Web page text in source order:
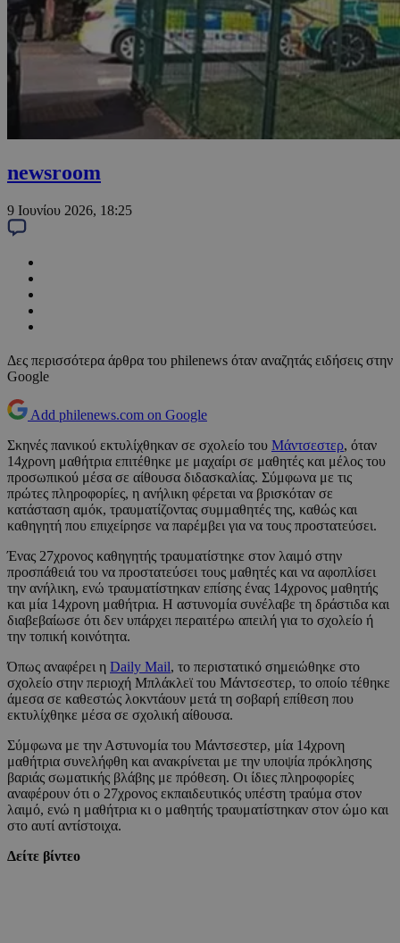
newsroom
9 Ιουνίου 2026, 18:25
Δες περισσότερα άρθρα του philenews όταν αναζητάς ειδήσεις στην
Google
Add philenews.com on Google
Σκηνές πανικού εκτυλίχθηκαν σε σχολείο του Μάντσεστερ, όταν
14χρονη μαθήτρια επιτέθηκε με μαχαίρι σε μαθητές και μέλος του
προσωπικού μέσα σε αίθουσα διδασκαλίας. Σύμφωνα με τις
πρώτες πληροφορίες, η ανήλικη φέρεται να βρισκόταν σε
κατάσταση αμόκ, τραυματίζοντας συμμαθητές της, καθώς και
καθηγητή που επιχείρησε να παρέμβει για να τους προστατεύσει.
Ένας 27χρονος καθηγητής τραυματίστηκε στον λαιμό στην
προσπάθειά του να προστατεύσει τους μαθητές και να αφοπλίσει
την ανήλικη, ενώ τραυματίστηκαν επίσης ένας 14χρονος μαθητής
και μία 14χρονη μαθήτρια. Η αστυνομία συνέλαβε τη δράστιδα και
διαβεβαίωσε ότι δεν υπάρχει περαιτέρω απειλή για το σχολείο ή
την τοπική κοινότητα.
Όπως αναφέρει η Daily Mail, το περιστατικό σημειώθηκε στο
σχολείο στην περιοχή Μπλάκλεϊ του Μάντσεστερ, το οποίο τέθηκε
άμεσα σε καθεστώς λοκντάουν μετά τη σοβαρή επίθεση που
εκτυλίχθηκε μέσα σε σχολική αίθουσα.
Σύμφωνα με την Αστυνομία του Μάντσεστερ, μία 14χρονη
μαθήτρια συνελήφθη και ανακρίνεται με την υποψία πρόκλησης
βαριάς σωματικής βλάβης με πρόθεση. Οι ίδιες πληροφορίες
αναφέρουν ότι ο 27χρονος εκπαιδευτικός υπέστη τραύμα στον
λαιμό, ενώ η μαθήτρια κι ο μαθητής τραυματίστηκαν στον ώμο και
στο αυτί αντίστοιχα.
Δείτε βίντεο